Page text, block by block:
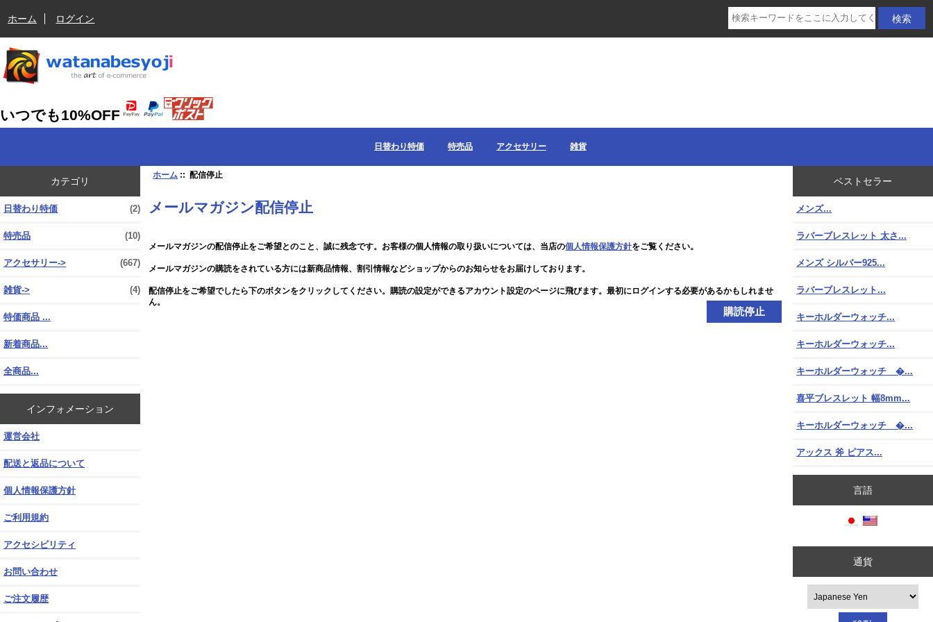
ホーム ログイン
いつでも10%OFF
日替わり特価 特売品 アクセサリー 雑貨
カテゴリ
日替わり特価 (2)
特売品 (10)
アクセサリー-> (667)
雑貨-> (4)
特価商品 ...
新着商品...
全商品...
インフォメーション
運営会社
配送と返品について
個人情報保護方針
ご利用規約
アクセシビリティ
お問い合わせ
ご注文履歴
ホーム :: 配信停止
メールマガジン配信停止
メールマガジンの配信停止をご希望とのこと、誠に残念です。お客様の個人情報の取り扱いについては、当店の個人情報保護方針をご覧ください。
メールマガジンの購読をされている方には新商品情報、割引情報などショップからのお知らせをお届けしております。
配信停止をご希望でしたら下のボタンをクリックしてください。購読の設定ができるアカウント設定のページに飛びます。最初にログインする必要があるかもしれませ
ん。
購読停止
ベストセラー
メンズ...
ラバーブレスレット 太さ...
メンズ シルバー925...
ラバーブレスレット...
キーホルダーウォッチ...
キーホルダーウォッチ...
キーホルダーウォッチ �...
喜平ブレスレット 幅8mm...
キーホルダーウォッチ �...
アックス 斧 ピアス...
言語
通貨